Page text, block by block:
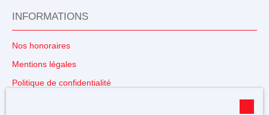
INFORMATIONS
Nos honoraires
Mentions légales
Politique de confidentialité